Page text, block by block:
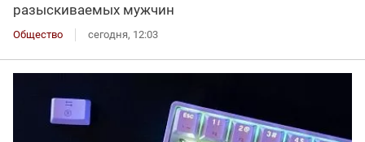
разыскиваемых мужчин
Общество сегодня, 12:03